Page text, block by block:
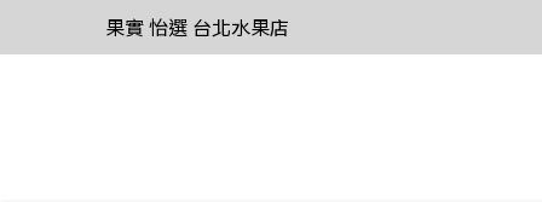
果實 怡選 台北水果店